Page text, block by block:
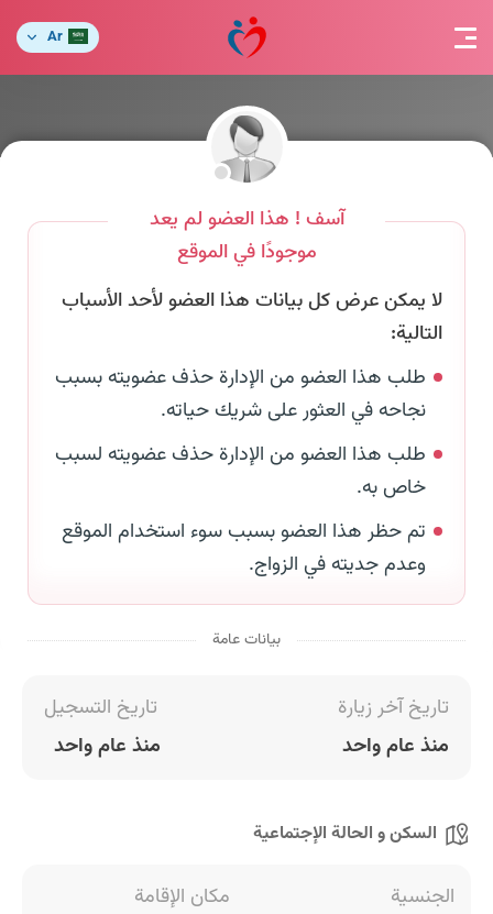
Ar
آسف ! هذا العضو لم يعد
موجودًا في الموقع
لا يمكن عرض كل بيانات هذا العضو لأحد الأسباب
التالية:
طلب هذا العضو من الإدارة حذف عضويته بسبب
نجاحه في العثور على شريك حياته.
طلب هذا العضو من الإدارة حذف عضويته لسبب
خاص به.
تم حظر هذا العضو بسبب سوء استخدام الموقع
وعدم جديته في الزواج.
بيانات عامة
تاريخ آخر زيارة
منذ عام واحد
تاريخ التسجيل
منذ عام واحد
السكن و الحالة الإجتماعية
الجنسية
مكان الإقامة